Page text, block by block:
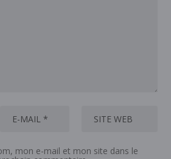
mon e-mail et mon site dans le